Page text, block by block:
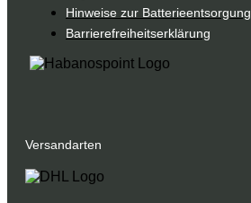
Hinweise zur Batterieentsorgung
Barrierefreiheitserklärung
Versandarten